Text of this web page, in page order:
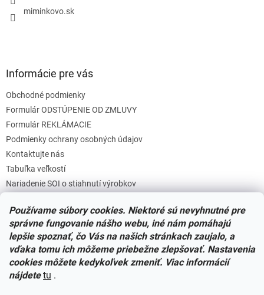
Používame súbory cookies. Niektoré sú nevyhnutné pre
správne fungovanie nášho webu, iné nám pomáhajú
lepšie spoznať, čo Vás na našich stránkach zaujalo, a
vďaka tomu ich môžeme priebežne zlepšovať. Nastavenia
cookies môžete kedykoľvek zmeniť. Viac informácií
nájdete tu .
miminkovo.sk
Informácie pre vás
Obchodné podmienky
Formulár ODSTÚPENIE OD ZMLUVY
Formulár REKLÁMACIE
Podmienky ochrany osobných údajov
Kontaktujte nás
Tabuľka veľkostí
Nariadenie SOI o stiahnutí výrobkov
Zásady súborov COOKIES
Facebook